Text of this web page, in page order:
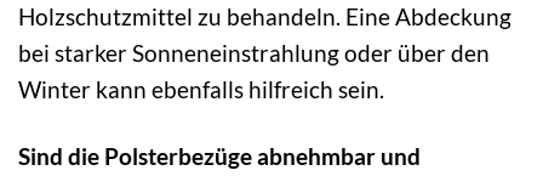
Holzschutzmittel zu behandeln. Eine Abdeckung
bei starker Sonneneinstrahlung oder über den
Winter kann ebenfalls hilfreich sein.
Sind die Polsterbezüge abnehmbar und